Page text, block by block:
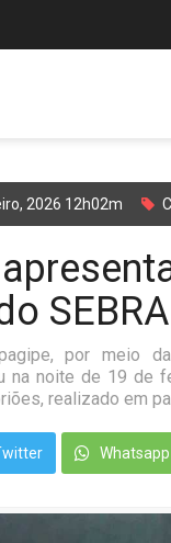
2026 12h02m
por meio
na noite de 19 de
realizado em
Whatsapp